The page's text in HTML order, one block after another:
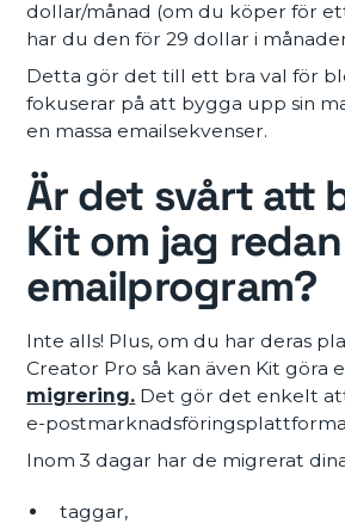
dollar/månad (om du köper för
har du den för 29 dollar i
Detta gör det till ett bra val för
fokuserar på att bygga upp sin
en massa emailsekvenser.
Är det svårt att
Kit om jag
emailprogram?
Inte alls! Plus, om du har deras
Creator Pro så kan även Kit göra
migrering. Det gör det enkelt
e-
Inom 3 dagar har de migrerat
taggar,